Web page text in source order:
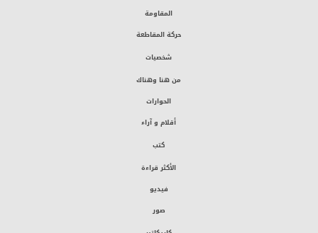
المقاومة
حركة المقاطعة
شخصيات
من هنا وهناك
الحوارات
أقلام و آراء
كتب
الأكثر قراءة
فيديو
صور